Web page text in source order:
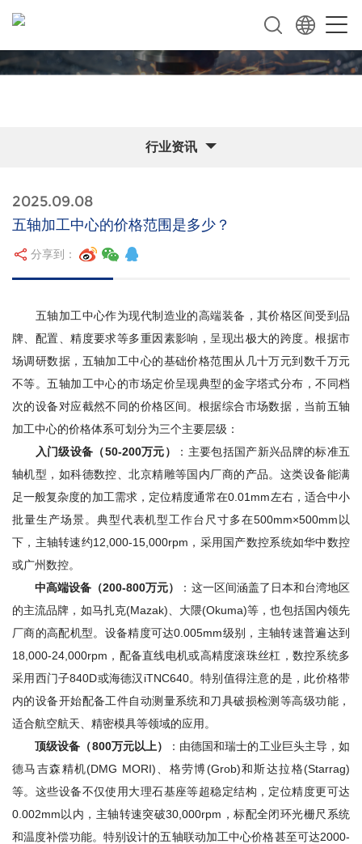
行业资讯
2025.09.08
五轴加工中心的价格范围是多少？
分享到：
五轴加工中心作为现代制造业的高端装备，其价格区间受到品
牌、配置、精度要求等多重因素影响，呈现出极大的跨度。根据市
场调研数据，五轴加工中心的基础价格范围从几十万元到数千万元
不等。五轴加工中心的市场定价呈现典型的金字塔式分布，不同档
次的设备对应截然不同的价格区间。根据综合市场数据，当前五轴
加工中心的价格体系可划分为三个主要层级：
入门级设备（50-200万元）
：主要包括国产新兴品牌的标准五
轴机型，如科德数控、北京精雕等国内厂商的产品。这类设备能满
足一般复杂度的加工需求，定位精度通常在0.01mm左右，适合中小
批量生产场景。典型代表机型工作台尺寸多在500mm×500mm以
下，主轴转速约12,000-15,000rpm，采用国产数控系统如华中数控
或广州数控。
中高端设备（200-800万元）
：这一区间涵盖了日本和台湾地区
的主流品牌，如马扎克(Mazak)、大隈(Okuma)等，也包括国内领先
厂商的高配机型。设备精度可达0.005mm级别，主轴转速普遍达到
18,000-24,000rpm，配备直线电机或高精度滚珠丝杠，数控系统多
采用西门子840D或海德汉iTNC640。特别值得注意的是，此价格带
内的设备开始配备工件自动测量系统和刀具破损检测等高级功能，
适合航空航天、精密模具等领域的应用。
顶级设备（800万元以上）
：由德国和瑞士的工业巨头主导，如
德马吉森精机(DMG MORI)、格劳博(Grob)和斯达拉格(Starrag)
等。这些设备不仅使用大理石基座等超稳定结构，定位精度更可达
0.002mm以内，主轴转速突破30,000rpm，标配全闭环光栅尺系统
和温度补偿功能。特别设计的五轴联动加工中心价格甚至可达2000-